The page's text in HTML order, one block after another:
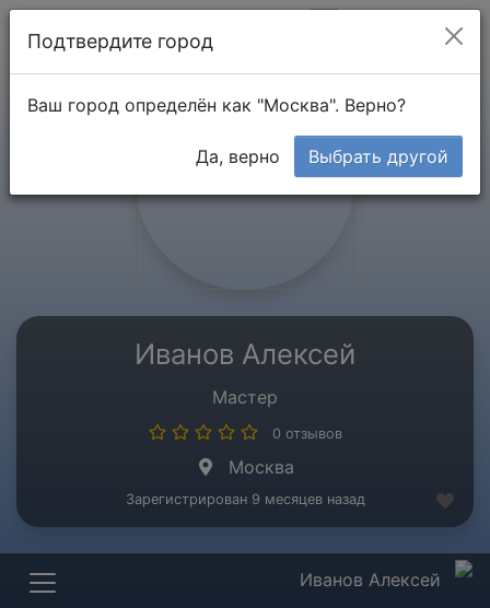
Иванов Алексей
Мастер
0 отзывов
Москва
Зарегистрирован 9 месяцев назад
Иванов Алексей
Подтвердите город
Ваш город определён как "Москва". Верно?
Да, верно Выбрать другой